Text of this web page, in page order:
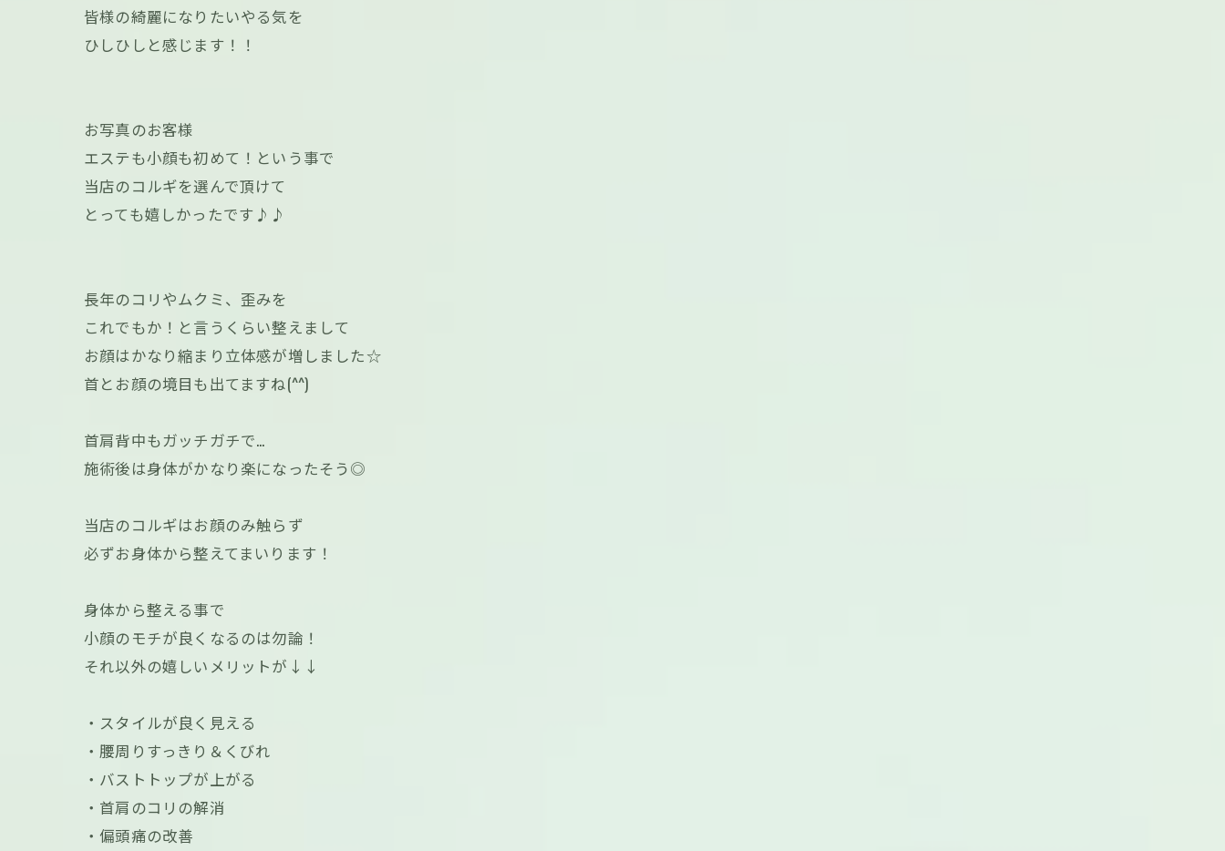
皆様の綺麗になりたいやる気を
ひしひしと感じます！！
お写真のお客様
エステも小顔も初めて！という事で
当店のコルギを選んで頂けて
とっても嬉しかったです♪♪
長年のコリやムクミ、歪みを
これでもか！と言うくらい整えまして
お顔はかなり縮まり立体感が増しました‪☆
首とお顔の境目も出てますね(^^)
首肩背中もガッチガチで…
施術後は身体がかなり楽になったそう◎
当店のコルギはお顔のみ触らず
必ずお身体から整えてまいります！
身体から整える事で
小顔のモチが良くなるのは勿論！
それ以外の嬉しいメリットが↓↓
・スタイルが良く見える
・腰周りすっきり＆くびれ
・バストトップが上がる
・首肩のコリの解消
・偏頭痛の改善